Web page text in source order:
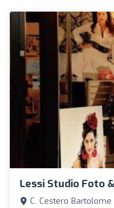
Lessi Studio Foto
C. Cestero